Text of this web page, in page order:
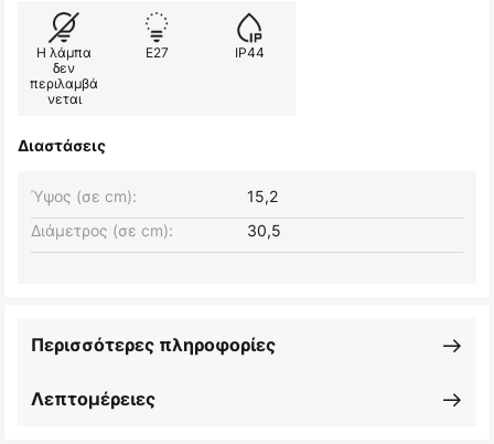
Η λάμπα
δεν
περιλαμβά
νεται
E27 IP44
Διαστάσεις
Ύψος (σε cm):
15,2
Διάμετρος (σε cm):
30,5
Λεπτομέρειες
Περισσότερες πληροφορίες